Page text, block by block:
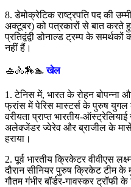
8. डेमोक्रेटिक राष्ट्रपति पद की
अक्टूबर) को पत्रकारों से बात करते
प्रतिद्वंद्वी डोनाल्ड ट्रम्प के
नहीं हैं।
🚣🚴🏇🏊खेल
1. टेनिस में, भारत के रोहन
फ्रांस में पेरिस मास्टर्स के पुरुष युगल
वरीयता प्राप्त भारतीय-
अलेक्जेंडर ज्वेरेव और ब्राजील के
हराया।
2. पूर्व भारतीय क्रिकेटर वीवीएस
दौरान सीनियर पुरुष क्रिकेट टीम के
गौतम गंभीर बॉर्डर-गावस्कर ट्रॉफी